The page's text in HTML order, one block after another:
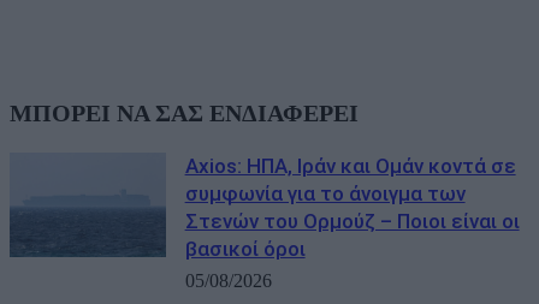
ΜΠΟΡΕΙ ΝΑ ΣΑΣ ΕΝΔΙΑΦΕΡΕΙ
Axios: ΗΠΑ, Ιράν και Ομάν κοντά σε
συμφωνία για το άνοιγμα των
Στενών του Ορμούζ – Ποιοι είναι οι
βασικοί όροι
05/08/2026